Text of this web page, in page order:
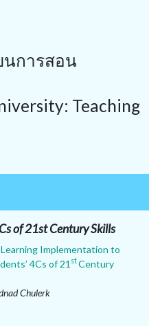
นการสอน
Teaching
of 21st Century Skills
Implementation to
4Cs of 21 stCentury
Chulerk